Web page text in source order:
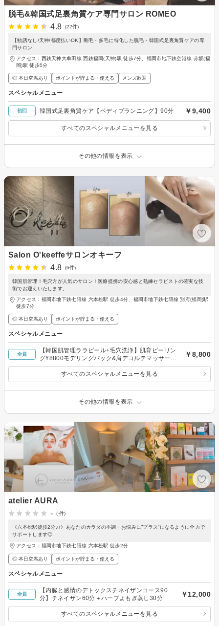
脱毛&韓国式足裏角質ケア専門サロン ROMEO
4.8
(22件)
【勧誘なし/天神/都度払いOK】剛毛・多毛に特化した脱毛・韓国式足裏角質ケアの専
門サロン
アクセス：西鉄天神大牟田線 西鉄福岡(天神)駅 徒歩7分、福岡市地下鉄空港線 赤坂(福
岡)駅 徒歩5分
◎ 本日空席あり ポイントが貯まる・使える メンズ歓迎
スペシャルメニュー
初回 韓国式足裏角質ケア【ペディプランニング】90分 ￥9,400
すべてのスペシャルメニューを見る
その他の情報を表示
Salon O'keeffeサロンオキーフ
4.8
(6件)
韓国肌管理！毛穴方が人気のサロン！医療提携の安心感と熟練セラピストの確実な技
術でお迎えいたします。
アクセス：福岡市地下鉄七隈線 六本松駅 徒歩4分、福岡市地下鉄七隈線 別府(福岡)駅
徒歩7分
◎ 本日空席あり ポイントが貯まる・使える
スペシャルメニュー
全員
【韓国肌管理ララピール+毛穴洗浄】肌育ピーリン
グ¥8800モデリングパック&肩デコルテマッサージ
付♪
￥8,800
すべてのスペシャルメニューを見る
その他の情報を表示
atelier AURA
-
(-件)
《六本松駅徒歩2分♪♪》あなたのカラダの不調・お悩みに”プラス”になるように全力で
サポートします◎
アクセス：福岡市地下鉄七隈線 六本松駅 徒歩2分
◎ 本日空席あり ポイントが貯まる・使える
スペシャルメニュー
全員
【内臓と感情のデトックスチネイザンコース90
分】チネイザン60分＋ハーブよもぎ蒸し30分
￥12,000
すべてのスペシャルメニューを見る